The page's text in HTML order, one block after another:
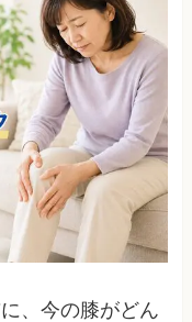
、今の膝がどん